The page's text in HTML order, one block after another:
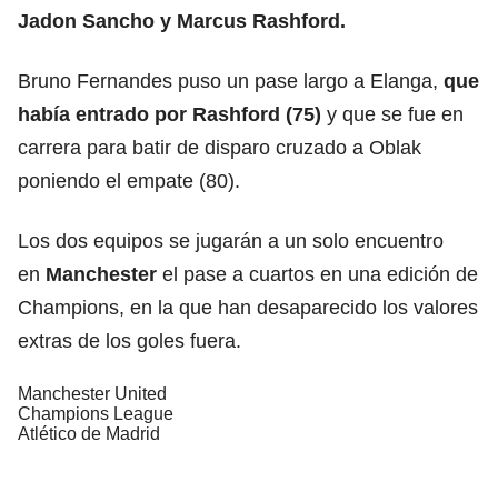
Jadon Sancho y Marcus Rashford.
Bruno Fernandes puso un pase largo a Elanga, que
había entrado por Rashford (75) y que se fue en
carrera para batir de disparo cruzado a Oblak
poniendo el empate (80).
Los dos equipos se jugarán a un solo encuentro
en Manchester el pase a cuartos en una edición de
Champions, en la que han desaparecido los valores
extras de los goles fuera.
Manchester United
Champions League
Atlético de Madrid